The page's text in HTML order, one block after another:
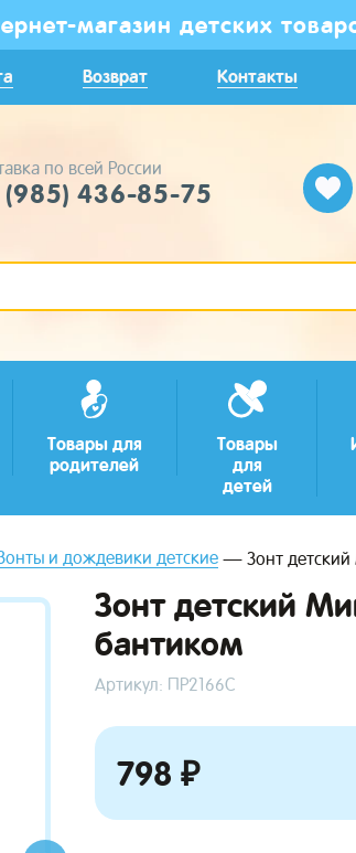
магазин детских
Возврат Контакты
по всей России
(985) 436-85-75
Товары для
родителей
Товары
для
детей
и дождевики детские Зонт
Зонт детский
бантиком
Артикул: ПР2166С
798 ₽